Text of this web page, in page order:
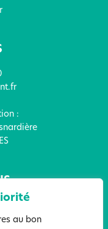
au bon
: